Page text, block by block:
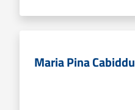
Maria Pina Cabiddu